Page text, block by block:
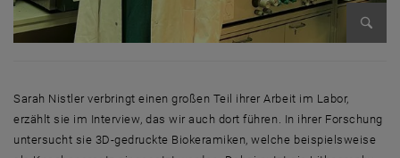
Sarah Nistler verbringt einen großen Teil ihrer Arbeit im Labor,
erzählt sie im Interview , das wir auch dort führen. In ihrer Forschung
untersucht sie 3D-gedruckte Biokeramiken, welche beispielsweise